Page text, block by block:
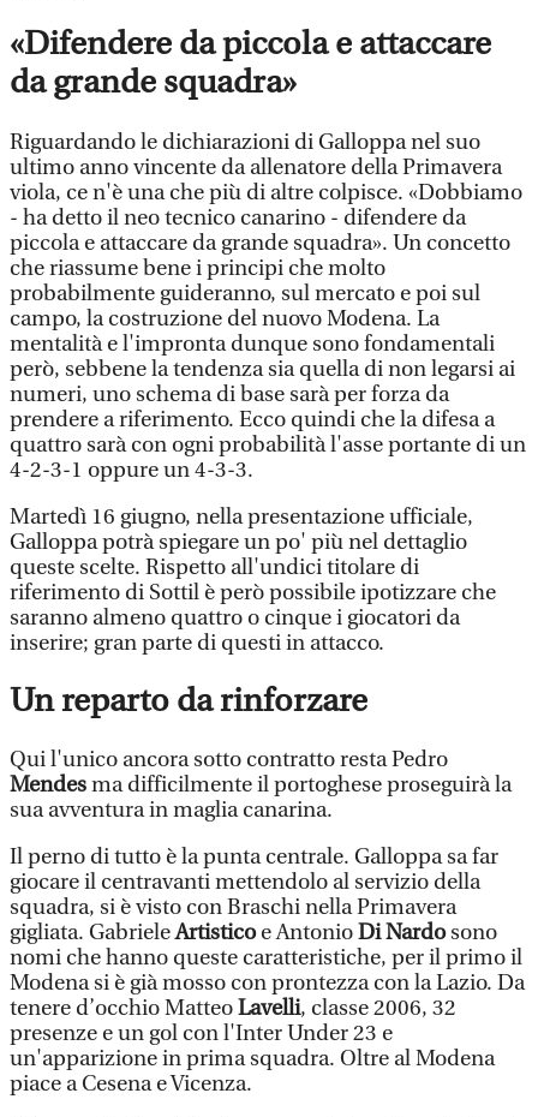
«Difendere da piccola e attaccare
da grande squadra»
Riguardando le dichiarazioni di Galloppa nel suo
ultimo anno vincente da allenatore della Primavera
viola, ce n'è una che più di altre colpisce. «Dobbiamo
- ha detto il neo tecnico canarino - difendere da
piccola e attaccare da grande squadra». Un concetto
che riassume bene i principi che molto
probabilmente guideranno, sul mercato e poi sul
campo, la costruzione del nuovo Modena. La
mentalità e l'impronta dunque sono fondamentali
però, sebbene la tendenza sia quella di non legarsi ai
numeri, uno schema di base sarà per forza da
prendere a riferimento. Ecco quindi che la difesa a
quattro sarà con ogni probabilità l'asse portante di un
4-2-3-1 oppure un 4-3-3.
Martedì 16 giugno, nella presentazione ufficiale,
Galloppa potrà spiegare un po' più nel dettaglio
queste scelte. Rispetto all'undici titolare di
riferimento di Sottil è però possibile ipotizzare che
saranno almeno quattro o cinque i giocatori da
inserire; gran parte di questi in attacco.
Un reparto da rinforzare
Qui l'unico ancora sotto contratto resta Pedro
Mendesma difficilmente il portoghese proseguirà la
sua avventura in maglia canarina.
Il perno di tutto è la punta centrale. Galloppa sa far
giocare il centravanti mettendolo al servizio della
squadra, si è visto con Braschi nella Primavera
gigliata. GabrieleArtisticoe AntonioDi Nardosono
nomi che hanno queste caratteristiche, per il primo il
Modena si è già mosso con prontezza con la Lazio. Da
tenere d’occhio MatteoLavelli, classe 2006, 32
presenze e un gol con l'Inter Under 23 e
un'apparizione in prima squadra. Oltre al Modena
piace a Cesena e Vicenza.